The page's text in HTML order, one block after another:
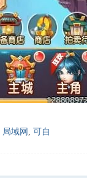
局域网 , 可自